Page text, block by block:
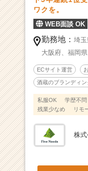
I
で
実
ク
ワクを。
WEB面談 OK
勤務地： 埼玉
大阪府、 福岡県
ECサイト運営
酒蔵のブランディン
私服OK 学歴不問
残業少なめ
リモ
株